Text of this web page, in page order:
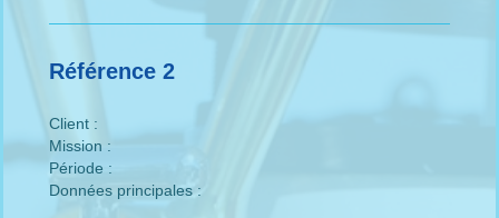
Référence 2
Client :
Mission :
Période :
Données principales :